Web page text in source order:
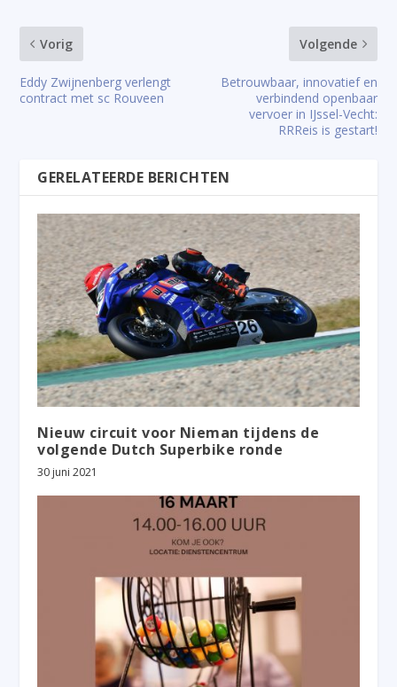
Vorig
Eddy Zwijnenberg verlengt
contract met sc Rouveen
Volgende
Betrouwbaar, innovatief en
verbindend openbaar
vervoer in IJssel-Vecht:
RRReis is gestart!
GERELATEERDE BERICHTEN
Nieuw circuit voor Nieman tijdens de
volgende Dutch Superbike ronde
30 juni 2021